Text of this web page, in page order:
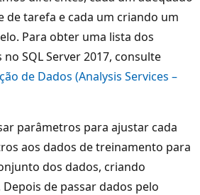
tarefa e cada um criando um
Para obter uma lista dos
SQL Server 2017, consulte
de Dados (Analysis Services –
parâmetros para ajustar cada
aos dados de treinamento para
dos dados, criando
de passar dados pelo